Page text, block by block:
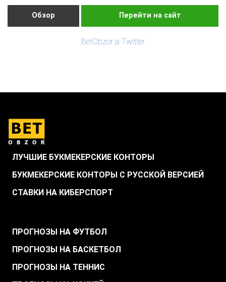
Обзор Перейти на сайт
BetObzor в Twitter
ЛУЧШИЕ БУКМЕКЕРСКИЕ КОНТОРЫ
БУКМЕКЕРСКИЕ КОНТОРЫ С РУССКОЙ ВЕРСИЕЙ
СТАВКИ НА КИБЕРСПОРТ
ПРОГНОЗЫ НА ФУТБОЛ
ПРОГНОЗЫ НА БАСКЕТБОЛ
ПРОГНОЗЫ НА ТЕННИС